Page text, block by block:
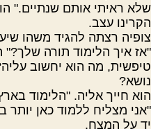
שלא ראיתי אותם שנתיים."
הקרינו עצב.
צופיה רצתה להגיד משהו
"אז איך הלימוד תורה
טיפשית, מה הוא יחשוב
נושא?
הוא חייך אליה. "הלימוד
"אני מצליח ללמוד כאן יותר
יד על המצח.